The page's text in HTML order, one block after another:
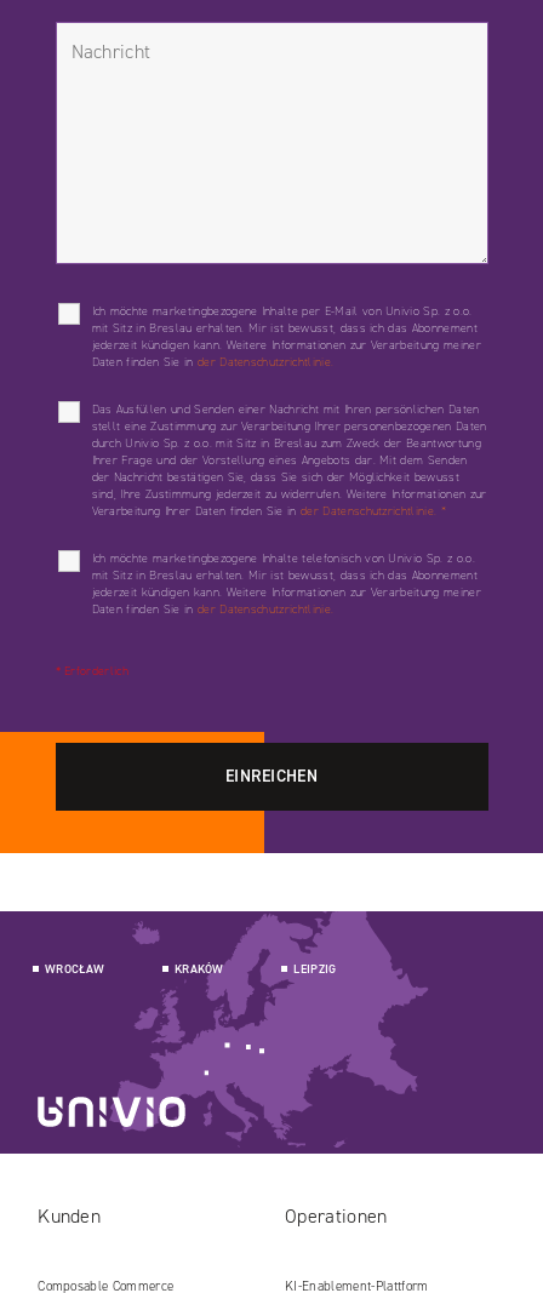
Ich möchte marketingbezogene Inhalte per E-Mail von Univio Sp. z o.o.
mit Sitz in Breslau erhalten. Mir ist bewusst, dass ich das Abonnement
jederzeit kündigen kann. Weitere Informationen zur Verarbeitung meiner
Daten finden Sie in der Datenschutzrichtlinie.
Das Ausfüllen und Senden einer Nachricht mit Ihren persönlichen Daten
stellt eine Zustimmung zur Verarbeitung Ihrer personenbezogenen Daten
durch Univio Sp. z o.o. mit Sitz in Breslau zum Zweck der Beantwortung
Ihrer Frage und der Vorstellung eines Angebots dar. Mit dem Senden
der Nachricht bestätigen Sie, dass Sie sich der Möglichkeit bewusst
sind, Ihre Zustimmung jederzeit zu widerrufen. Weitere Informationen zur
Verarbeitung Ihrer Daten finden Sie in der Datenschutzrichtlinie. *
Ich möchte marketingbezogene Inhalte telefonisch von Univio Sp. z o.o.
mit Sitz in Breslau erhalten. Mir ist bewusst, dass ich das Abonnement
jederzeit kündigen kann. Weitere Informationen zur Verarbeitung meiner
Daten finden Sie in der Datenschutzrichtlinie.
* Erforderlich
WROCŁAW KRAKÓW LEIPZIG
Kunden
Composable Commerce
Operationen
KI-Enablement-Plattform